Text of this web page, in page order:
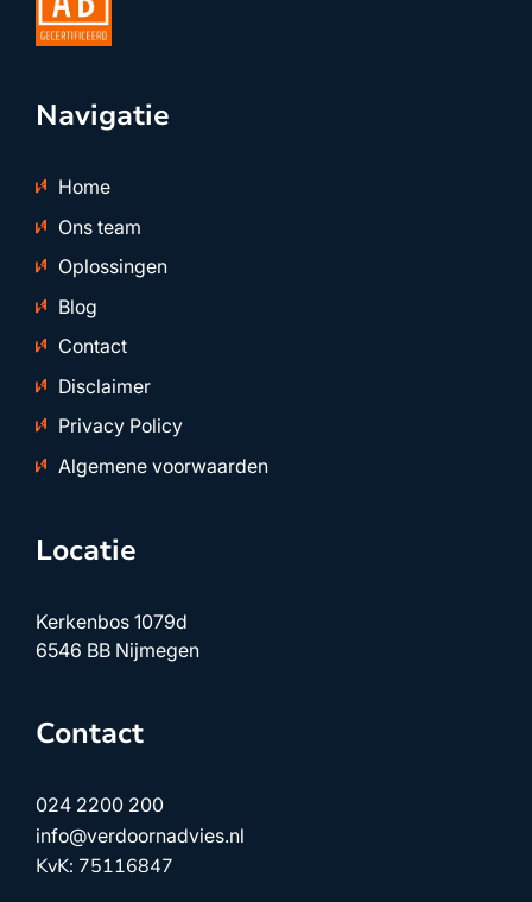
Navigatie
Home
Ons team
Oplossingen
Blog
Contact
Disclaimer
Privacy Policy
Algemene voorwaarden
Locatie
Kerkenbos 1079d
6546 BB Nijmegen
Contact
024 2200 200
info@verdoornadvies.nl
KvK: 75116847